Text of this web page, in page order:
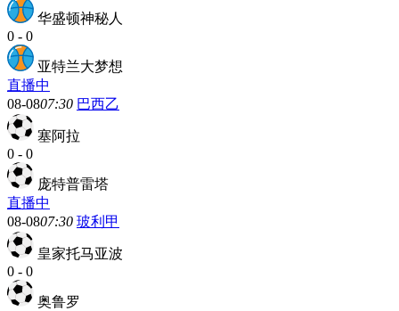
华盛顿神秘人
0 - 0
亚特兰大梦想
直播中
08-0807:30 巴西乙
塞阿拉
0 - 0
庞特普雷塔
直播中
08-0807:30 玻利甲
皇家托马亚波
0 - 0
奥鲁罗